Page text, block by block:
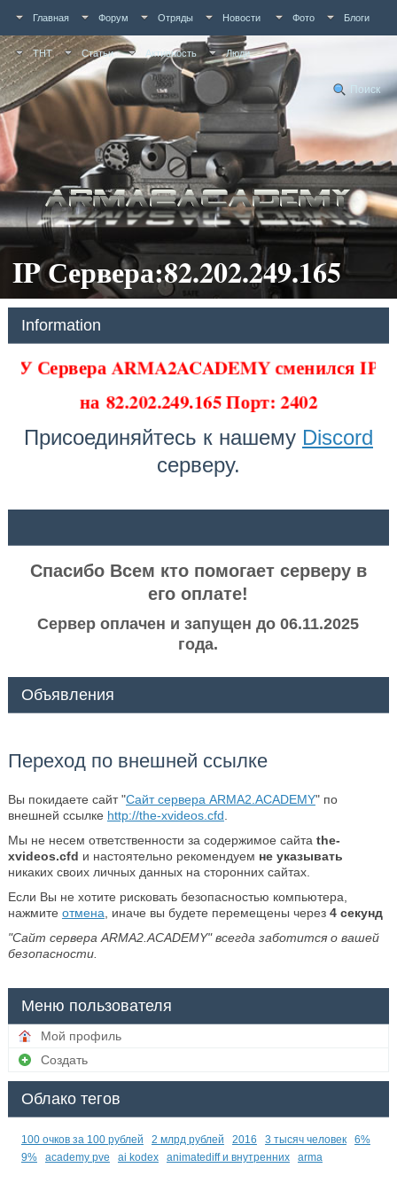
Главная Форум Отряды Новости Фото Блоги
ТНТ Статьи Активность Люди
Поиск
IP Сервера:82.202.249.165
Information
У Сервера ARMA2ACADEMY сменился IP
на 82.202.249.165 Порт: 2402
Присоединяйтесь к нашему Discord
серверу.
Спасибо Всем кто помогает серверу в
его оплате!
Сервер оплачен и запущен до 06.11.2025
года.
Объявления
Переход по внешней ссылке
Вы покидаете сайт "Сайт сервера ARMA2.ACADEMY" по
внешней ссылке http://the-xvideos.cfd
Мы не несем ответственности за содержимое сайта the-
xvideos.cfd и настоятельно рекомендуем не указывать
никаких своих личных данных на сторонних сайтах.
Если Вы не хотите рисковать безопасностью компьютера,
нажмите отмена , иначе вы будете перемещены через 4секунд
"Сайт сервера ARMA2.ACADEMY" всегда заботится о вашей
безопасности.
Меню пользователя
Мой профиль
Создать
Облако тегов
100 очков за 100 рублей 2 млрд рублей 2016 3 тысяч человек
6%
9%
academy pve ai kodex animatediff и внутренних arma